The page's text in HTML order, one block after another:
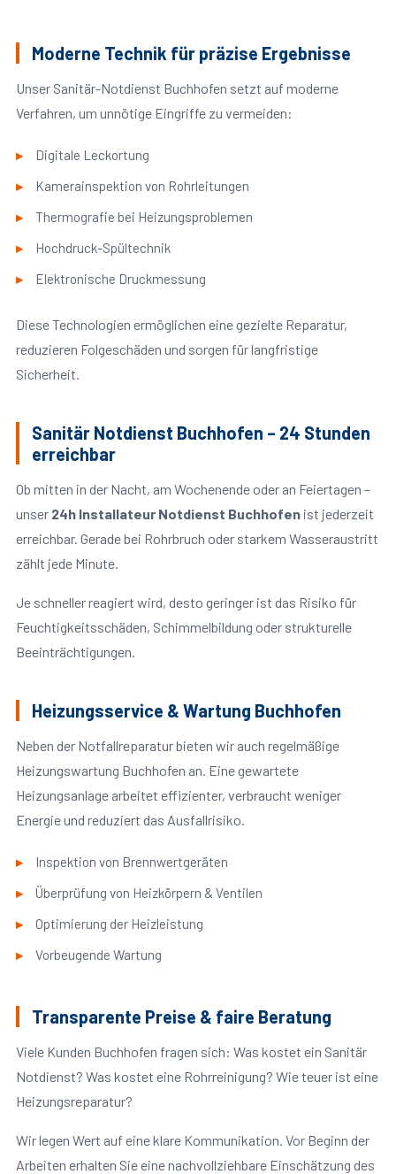
Moderne Technik für präzise Ergebnisse
Unser Sanitär-Notdienst Buchhofen setzt auf moderne
Verfahren, um unnötige Eingriffe zu vermeiden:
Digitale Leckortung
Kamerainspektion von Rohrleitungen
Thermografie bei Heizungsproblemen
Hochdruck-Spültechnik
Elektronische Druckmessung
Diese Technologien ermöglichen eine gezielte Reparatur,
reduzieren Folgeschäden und sorgen für langfristige
Sicherheit.
Sanitär Notdienst Buchhofen – 24 Stunden
erreichbar
Ob mitten in der Nacht, am Wochenende oder an Feiertagen –
unser 24h Installateur Notdienst Buchhofenist jederzeit
erreichbar. Gerade bei Rohrbruch oder starkem Wasseraustritt
zählt jede Minute.
Je schneller reagiert wird, desto geringer ist das Risiko für
Feuchtigkeitsschäden, Schimmelbildung oder strukturelle
Beeinträchtigungen.
Heizungsservice & Wartung Buchhofen
Neben der Notfallreparatur bieten wir auch regelmäßige
Heizungswartung Buchhofen an. Eine gewartete
Heizungsanlage arbeitet effizienter, verbraucht weniger
Energie und reduziert das Ausfallrisiko.
Inspektion von Brennwertgeräten
Überprüfung von Heizkörpern & Ventilen
Optimierung der Heizleistung
Vorbeugende Wartung
Transparente Preise & faire Beratung
Viele Kunden Buchhofen fragen sich: Was kostet ein Sanitär
Notdienst? Was kostet eine Rohrreinigung? Wie teuer ist eine
Heizungsreparatur?
Wir legen Wert auf eine klare Kommunikation. Vor Beginn der
Arbeiten erhalten Sie eine nachvollziehbare Einschätzung des